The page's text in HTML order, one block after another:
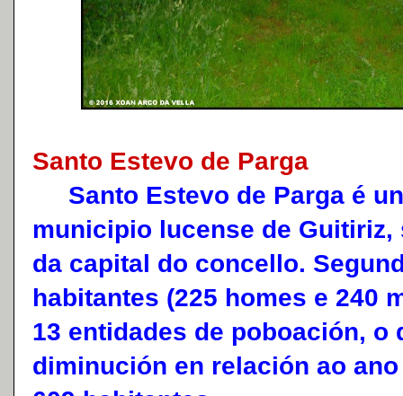
Santo Estevo de Parga
Santo Estevo de Parga é
municipio lucense de
da capital do concello.
habitantes (225 homes e 240
13 entidades de poboación, o
diminución en relación ao